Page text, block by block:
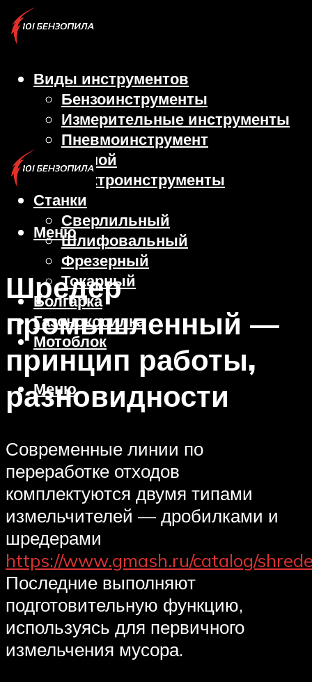
Виды инструментов
Бензоинструменты
Измерительные инструменты
Пневмоинструмент
Ручной
Электроинструменты
Станки
Сверлильный
Шлифовальный
Фрезерный
Токарный
Болгарка
Газонокосилка
Мотоблок
Меню
Меню
Шредер
промышленный —
принцип работы,
разновидности
Современные линии по
переработке отходов
комплектуются двумя типами
измельчителей — дробилками и
шредерами
https://www.gmash.ru/catalog/
Последние выполняют
подготовительную функцию,
используясь для первичного
измельчения мусора.